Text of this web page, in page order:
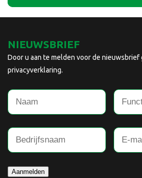
NIEUWSBRIEF
Door u aan te melden voor de nieuwsbrief
privacyverklaring.
Aanmelden